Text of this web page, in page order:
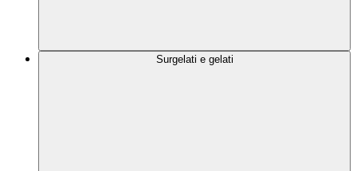
Surgelati e gelati